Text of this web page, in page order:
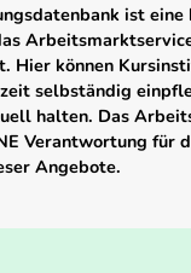
ist eine
Hier können
selbständig
halten. Das
Verantwortung für
Angebote.